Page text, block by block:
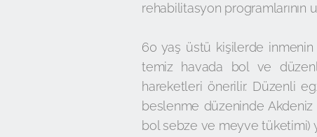
rehabilitasyon programlarının
60 yaş üstü kişilerde
temiz havada bol ve
hareketleri önerilir. Düzenli
beslenme düzeninde Akdeniz
bol sebze ve meyve tüketimi)